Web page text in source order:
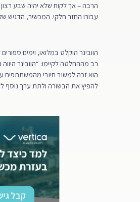
הרבה – אך לקוח שלא יהיה שבע
עבורו החזר חלקי. המכשיר, הדגיש
הוובינר הוקלט במלואו, וימים
רב מההחלטה לקיימו: “הוובינר
הוא זכה למשוב חיובי מהמשתתפים
להפיץ את הבשורה ולתת ערך נוסף